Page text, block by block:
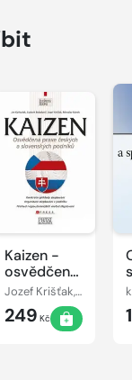
Kaizen -
osvědčená
praxe
českých a
slovenských
podniků
Jozef Krišťak, Ľudovít Boledovič, Miroslav Marek, Ján Košturiak
249 Kč